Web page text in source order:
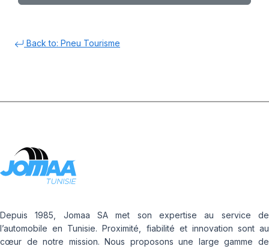
Back to: Pneu Tourisme
Depuis 1985, Jomaa SA met son expertise au service de
l’automobile en Tunisie. Proximité, fiabilité et innovation sont au
cœur de notre mission. Nous proposons une large gamme de